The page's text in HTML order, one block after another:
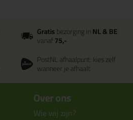
Gratisbezorging inNL & BE
vanaf75,-
PostNL afhaalpunt: kies zelf
wanneer je afhaalt
Over ons
Wie wij zijn?